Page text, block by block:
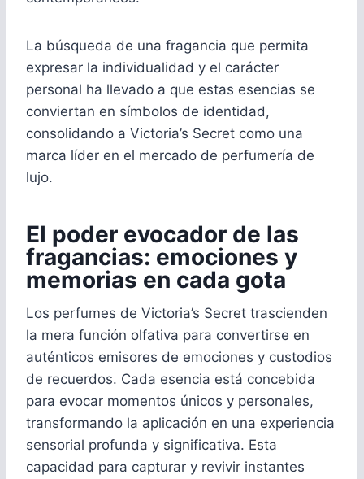
La búsqueda de una fragancia que permita
expresar la individualidad y el carácter
personal ha llevado a que estas esencias se
conviertan en símbolos de identidad,
consolidando a Victoria’s Secret como una
marca líder en el mercado de perfumería de
lujo.
El poder evocador de las
fragancias: emociones y
memorias en cada gota
Los perfumes de Victoria’s Secret trascienden
la mera función olfativa para convertirse en
auténticos emisores de emociones y custodios
de recuerdos. Cada esencia está concebida
para evocar momentos únicos y personales,
transformando la aplicación en una experiencia
sensorial profunda y significativa. Esta
capacidad para capturar y revivir instantes